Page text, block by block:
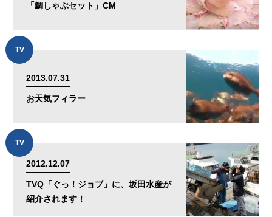
「鯛しゃぶセット」CM
TV
2013.07.31
お天気フィラー
TV
2012.12.07
TVQ「ぐっ！ジョブ」に、坂田水産が
紹介されます！